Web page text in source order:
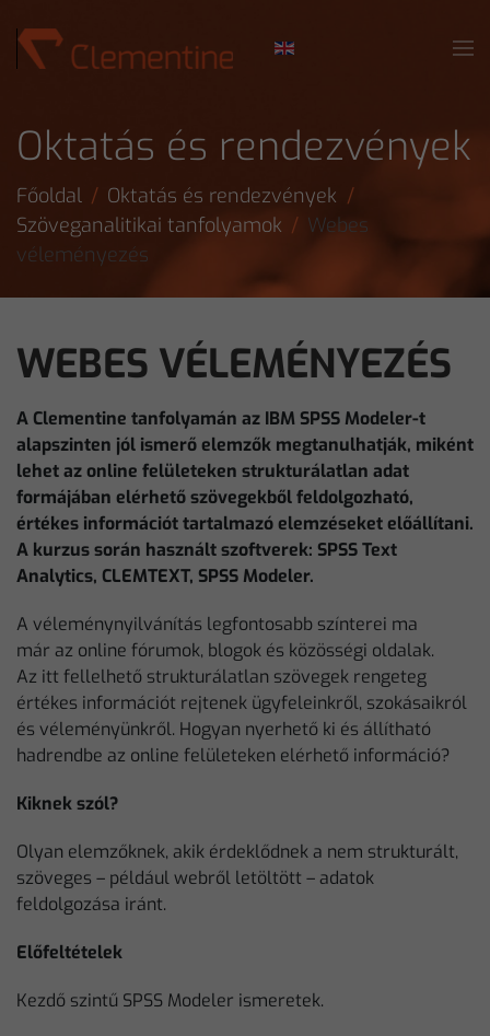
Skip to main content
Oktatás és rendezvények
Főoldal
Oktatás és rendezvények
Szöveganalitikai tanfolyamok
Webes
véleményezés
WEBES VÉLEMÉNYEZÉS
A Clementine tanfolyamán az IBM SPSS Modeler-t
alapszinten jól ismerő elemzők megtanulhatják, miként
lehet az online felületeken strukturálatlan adat
formájában elérhető szövegekből feldolgozható,
értékes információt tartalmazó elemzéseket előállítani.
A kurzus során használt szoftverek: SPSS Text
Analytics, CLEMTEXT, SPSS Modeler.
A véleménynyilvánítás legfontosabb színterei ma
már az online fórumok, blogok és közösségi oldalak.
Az itt fellelhető strukturálatlan szövegek rengeteg
értékes információt rejtenek ügyfeleinkről, szokásaikról
és véleményünkről. Hogyan nyerhető ki és állítható
hadrendbe az online felületeken elérhető információ?
Kiknek szól?
Olyan elemzőknek, akik érdeklődnek a nem strukturált,
szöveges – például webről letöltött – adatok
feldolgozása iránt.
Előfeltételek
Kezdő szintű SPSS Modeler ismeretek.